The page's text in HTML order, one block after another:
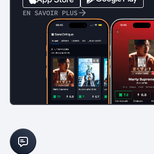
EN SAVOIR PLUS